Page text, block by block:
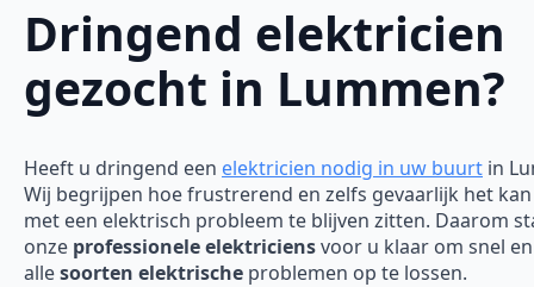
Dringend elektricien
gezocht in Lummen?
Heeft u dringend een elektricien nodig in uw buurt in
Wij begrijpen hoe frustrerend en zelfs gevaarlijk het
met een elektrisch probleem te blijven zitten. Daarom
onze professionele elektriciensvoor u klaar om snel
allesoorten elektrische problemen op te lossen.